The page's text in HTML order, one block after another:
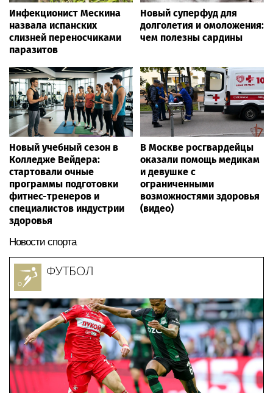
Инфекционист Мескина
назвала испанских
слизней переносчиками
паразитов
Новый суперфуд для
долголетия и омоложения:
чем полезны сардины
Новый учебный сезон в
Колледже Вейдера:
стартовали очные
программы подготовки
фитнес-тренеров и
специалистов индустрии
здоровья
В Москве росгвардейцы
оказали помощь медикам
и девушке с
ограниченными
возможностями здоровья
(видео)
Новости спорта
ФУТБОЛ